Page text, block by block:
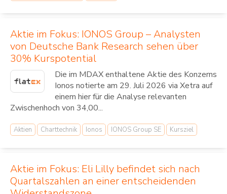
Aktie im Fokus: IONOS Group – Analysten
von Deutsche Bank Research sehen über
30% Kurspotential
Die im MDAX enthaltene Aktie des Konzerns
Ionos notierte am 29. Juli 2026 via Xetra auf
einem hier für die Analyse relevanten
Zwischenhoch von 34,00...
Aktien Charttechnik Ionos IONOS Group SE Kursziel
Aktie im Fokus: Eli Lilly befindet sich nach
Quartalszahlen an einer entscheidenden